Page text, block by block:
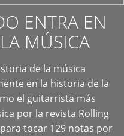
ENTRA EN
MÚSICA
de la música
en la historia de la
el guitarrista más
por la revista Rolling
tocar 129 notas por